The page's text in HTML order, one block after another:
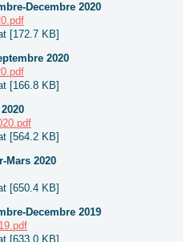
Decembre 2020
[172.7 KB]
2020
[166.8 KB]
[564.2 KB]
Mars 2020
[650.4 KB]
Decembre 2019
[633.0 KB]